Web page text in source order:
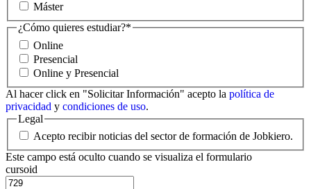
Máster
¿Cómo quieres estudiar?*
Online
Presencial
Online y Presencial
Al hacer click en "Solicitar Información" acepto la política de
privacidad y condiciones de uso.
Legal
Acepto recibir noticias del sector de formación de Jobkiero.
Este campo está oculto cuando se visualiza el formulario
cursoid